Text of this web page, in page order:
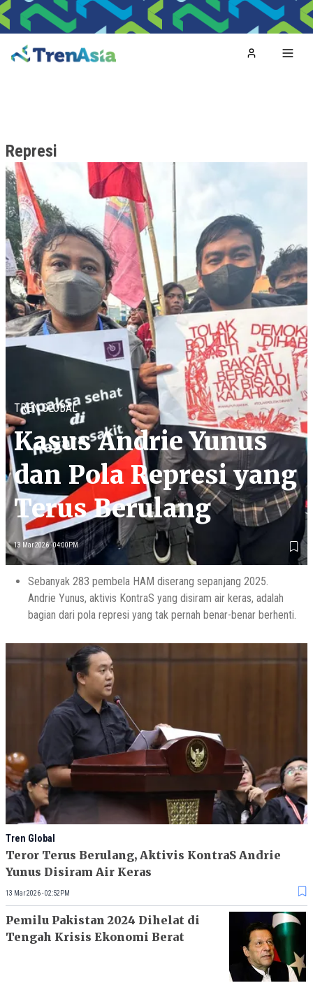
Home
Represi
TREN GLOBAL
Kasus Andrie Yunus
dan Pola Represi yang
Terus Berulang
13 Mar 2026 - 04:00PM
Sebanyak 283 pembela HAM diserang sepanjang 2025.
Andrie Yunus, aktivis KontraS yang disiram air keras, adalah
bagian dari pola represi yang tak pernah benar-benar berhenti.
Tren Global
Teror Terus Berulang, Aktivis KontraS Andrie
Yunus Disiram Air Keras
13 Mar 2026 - 02:52PM
Pemilu Pakistan 2024 Dihelat di
Tengah Krisis Ekonomi Berat